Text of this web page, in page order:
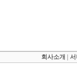
회사소개